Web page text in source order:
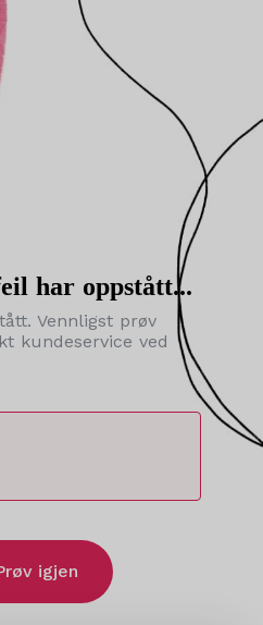
har oppstått...
Vennligst prøv
kundeservice ved
igjen